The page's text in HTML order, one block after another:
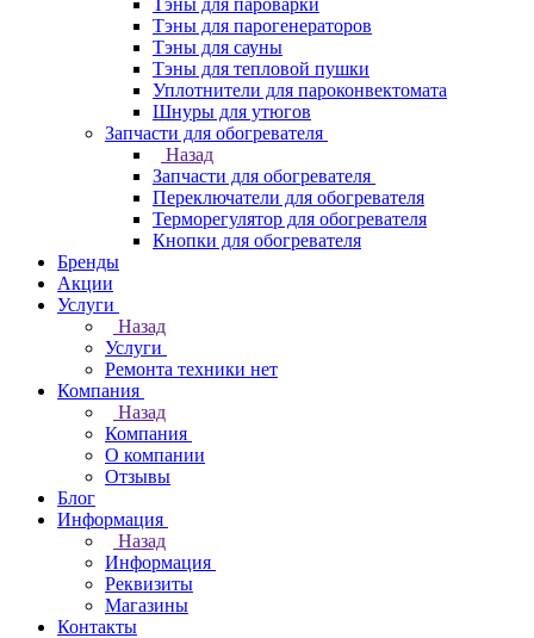
Тэны для пароварки
Тэны для парогенераторов
Тэны для сауны
Тэны для тепловой пушки
Уплотнители для пароконвектомата
Шнуры для утюгов
Запчасти для обогревателя
Назад
Запчасти для обогревателя
Переключатели для обогревателя
Терморегулятор для обогревателя
Кнопки для обогревателя
Бренды
Акции
Услуги
Назад
Услуги
Ремонта техники нет
Компания
Назад
Компания
О компании
Отзывы
Блог
Информация
Назад
Информация
Реквизиты
Магазины
Контакты